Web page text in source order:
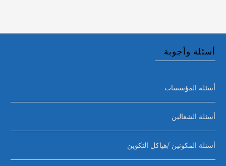
أسئلة وأجوبة
أسئلة المؤسسات
أسئلة الشغالين
أسئلة المكونين /هياكل التكوين